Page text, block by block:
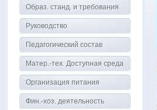
Образ. станд. и требования
Руководство
Педагогический состав
Матер.-тех. Доступная среда
Организация питания
Фин.-хоз. деятельность